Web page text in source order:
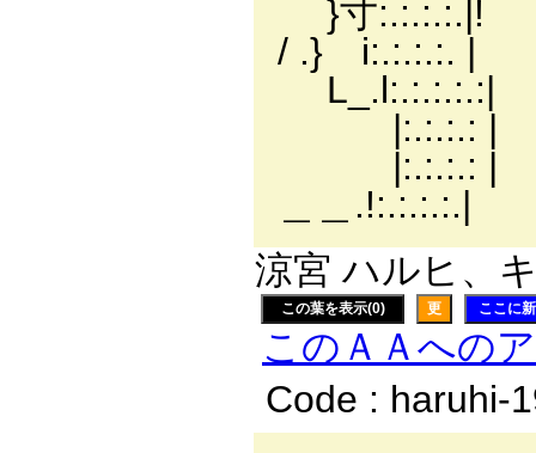
}寸
/ .}
|:.:.:.: |
|:.:.:.:
＿＿
涼宮 ハルヒ、
この葉を表示(0) 更 ここに
このＡＡへの
Code : haruhi-